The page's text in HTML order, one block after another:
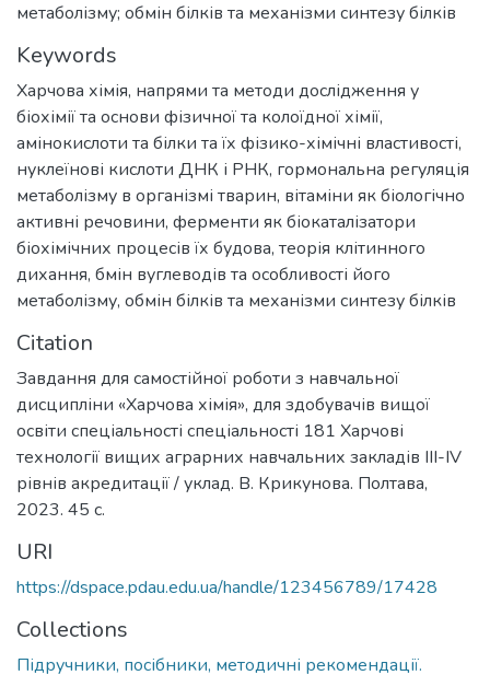
метаболізму; обмін білків та механізми синтезу білків
Keywords
Харчова хімія, напрями та методи дослідження у
біохімії та основи фізичної та колоїдної хімії,
амінокислоти та білки та їх фізико-хімічні властивості,
нуклеїнові кислоти ДНК і РНК, гормональна регуляція
метаболізму в організмі тварин, вітаміни як біологічно
активні речовини, ферменти як біокаталізатори
біохімічних процесів їх будова, теорія клітинного
дихання, бмін вуглеводів та особливості його
метаболізму, обмін білків та механізми синтезу білків
Citation
Завдання для самостійної роботи з навчальної
дисципліни «Харчова хімія», для здобувачів вищої
освіти спеціальності спеціальності 181 Харчові
технології вищих аграрних навчальних закладів ІІІ-ІV
рівнів акредитації / уклад. В. Крикунова. Полтава,
2023. 45 с.
URI
https://dspace.pdau.edu.ua/handle/123456789/17428
Collections
Підручники, посібники, методичні рекомендації.